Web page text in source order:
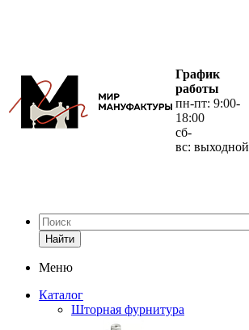
График
работы
пн-пт: 9:00-
18:00
сб-
вс: выходной
Найти
Меню
Каталог
Шторная фурнитура